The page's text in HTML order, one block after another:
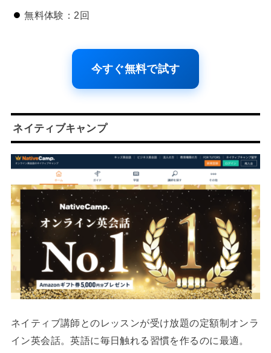
無料体験：2回
今すぐ無料で試す
ネイティブキャンプ
ネイティブ講師とのレッスンが受け放題の定額制オンラ
イン英会話。英語に毎日触れる習慣を作るのに最適。